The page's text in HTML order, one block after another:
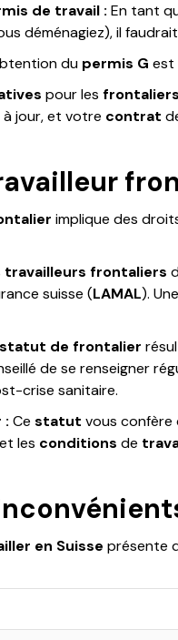
de travail : En tant
déménagiez), il
du permis G est
pour les frontaliers
jour, et votre contrat
implique des
travailleurs frontaliers
suisse (LAMAL).
statut de frontalier
de se renseigner
crise sanitaire.
: Ce statut vous confère
et les conditions de
en Suisse présente